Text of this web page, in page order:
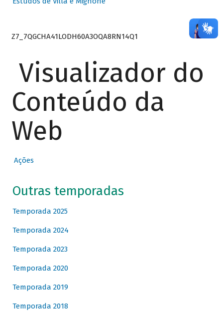
Z7_7QGCHA41LODH60A3OQA8RN14Q1
Visualizador do
Conteúdo da
Web
Ações
Outras temporadas
Temporada 2025
Temporada 2024
Temporada 2023
Temporada 2020
Temporada 2019
Temporada 2018